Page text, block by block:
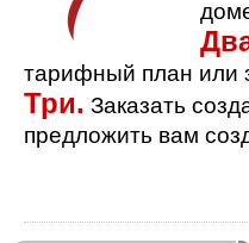
тарифный план или
Три. Заказать
предложить вам